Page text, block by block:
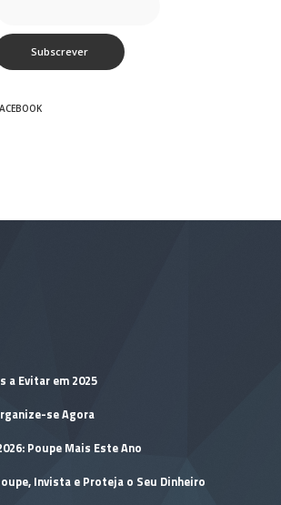
a Evitar em 2025
se Agora
Poupe Mais Este Ano
Invista e Proteja o Seu Dinheiro